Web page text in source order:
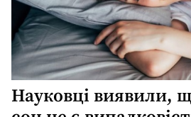
Науковці виявили,